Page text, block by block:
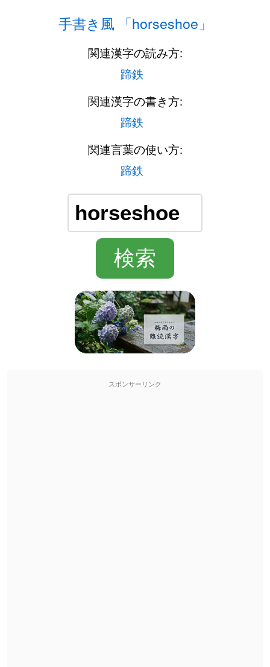
手書き風 「horseshoe」
関連漢字の読み方:
蹄鉄
関連漢字の書き方:
蹄鉄
関連言葉の使い方:
蹄鉄
スポンサーリンク